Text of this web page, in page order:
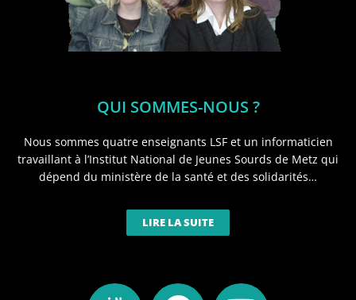
QUI SOMMES-NOUS ?
Nous sommes quatre enseignants LSF et un informaticien
travaillant à l’Institut National de Jeunes Sourds de Metz qui
dépend du ministère de la santé et des solidarités…
LIRE LA SUITE